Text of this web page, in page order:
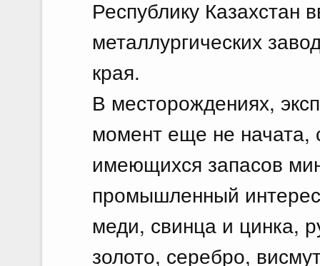
Республику Казахстан
металлургических
края.
В месторождениях,
момент еще не начата,
имеющихся запасов
промышленный
меди, свинца и цинка,
золото, серебро,